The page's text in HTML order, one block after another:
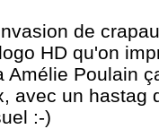
de
HD qu'on
Amélie Poulain
avec un hastag
:-)